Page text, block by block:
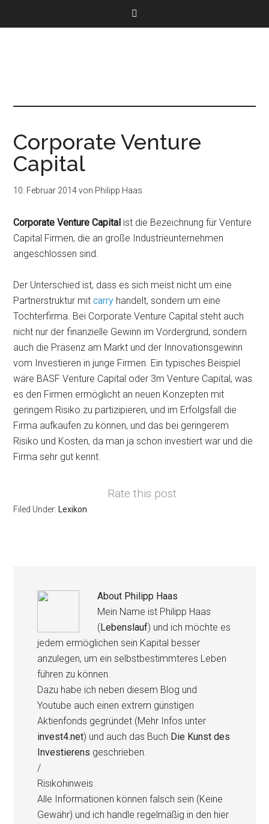
Corporate Venture
Capital
10. Februar 2014von Philipp Haas
Corporate Venture Capital ist die Bezeichnung für Venture
Capital Firmen, die an große Industrieunternehmen
angeschlossen sind.
Der Unterschied ist, dass es sich meist nicht um eine
Partnerstruktur mitcarry handelt, sondern um eine
Tochterfirma. Bei Corporate Venture Capital steht auch
nicht nur der finanzielle Gewinn im Vordergrund, sondern
auch die Präsenz am Markt und der Innovationsgewinn
vom Investieren in junge Firmen. Ein typisches Beispiel
wäre BASF Venture Capital oder 3m Venture Capital, was
es den Firmen ermöglicht an neuen Konzepten mit
geringem Risiko zu partizipieren, und im Erfolgsfall die
Firma aufkaufen zu können, und das bei geringerem
Risiko und Kosten, da man ja schon investiert war und die
Firma sehr gut kennt.
Rate this post
Filed Under: Lexikon
About Philipp Haas
Mein Name ist Philipp Haas
(Lebenslauf) und ich möchte es
jedem ermöglichen sein Kapital besser
anzulegen, um ein selbstbestimmteres Leben
führen zu können.
Dazu habe ich neben diesem Blog und
Youtube auch einen extrem günstigen
Aktienfonds gegründet (Mehr Infos unter
invest4.net) und auch das Buch Die Kunst des
Investierens geschrieben.
/
Risikohinweis
Alle Informationen können falsch sein (Keine
Gewähr) und ich handle regelmäßig in den hier